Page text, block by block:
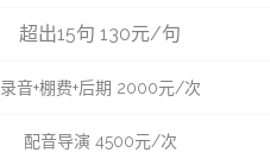
超出15句 130元/句
录音+棚费+后期 2000元/次
配音导演 4500元/次